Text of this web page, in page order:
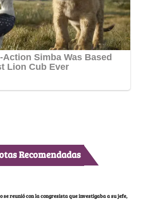
Recomendadas
se reunió con la congresista que investigaba a su jefe,